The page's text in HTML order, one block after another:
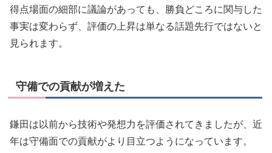
得点場面の細部に議論があっても、勝負どころに関与した
事実は変わらず、評価の上昇は単なる話題先行ではないと
見られます。
守備での貢献が増えた
鎌田は以前から技術や発想力を評価されてきましたが、近
年は守備面での貢献がより目立つようになっています。